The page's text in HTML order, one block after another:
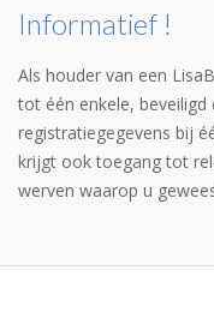
Informatief !
Als houder van een
tot één enkele,
registratiegegevens bij
krijgt ook toegang tot
werven waarop u